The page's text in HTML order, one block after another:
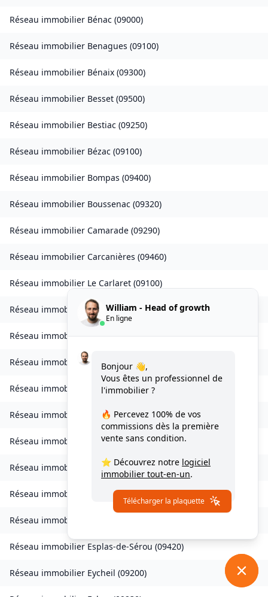
Réseau immobilier Bénac (09000)
Réseau immobilier Benagues (09100)
Réseau immobilier Bénaix (09300)
Réseau immobilier Besset (09500)
Réseau immobilier Bestiac (09250)
Réseau immobilier Bézac (09100)
Réseau immobilier Bompas (09400)
Réseau immobilier Boussenac (09320)
Réseau immobilier Camarade (09290)
Réseau immobilier Carcanières (09460)
Réseau immobilier Le Carlaret (09100)
Réseau immobilierCaumont(09160)
Réseau immobilierCaychax(09250)
Réseau immobilierCazenave-Serres-et-Allens
Réseau immobilier Celles(09000)
Réseau immobilier Château-Verdun(09310)
Réseau immobilier Clermont (09420)
Réseau immobilier Coussa(09120
Réseau immobilier Daumazan-sur-Arize
Réseau immobilier
Réseau immobilier Esplas-de-Sérou (09420)
Réseau immobilier Eycheil (09200)
William - Head of growth
En ligne
Bonjour 👋,
Vous êtes un professionnel de
l'immobilier ?
🔥 Percevez 100% de vos
commissions dès la première
vente sans condition.
⭐ Découvrez notre logiciel
immobilier tout-en-un.
Télécharger la plaquette